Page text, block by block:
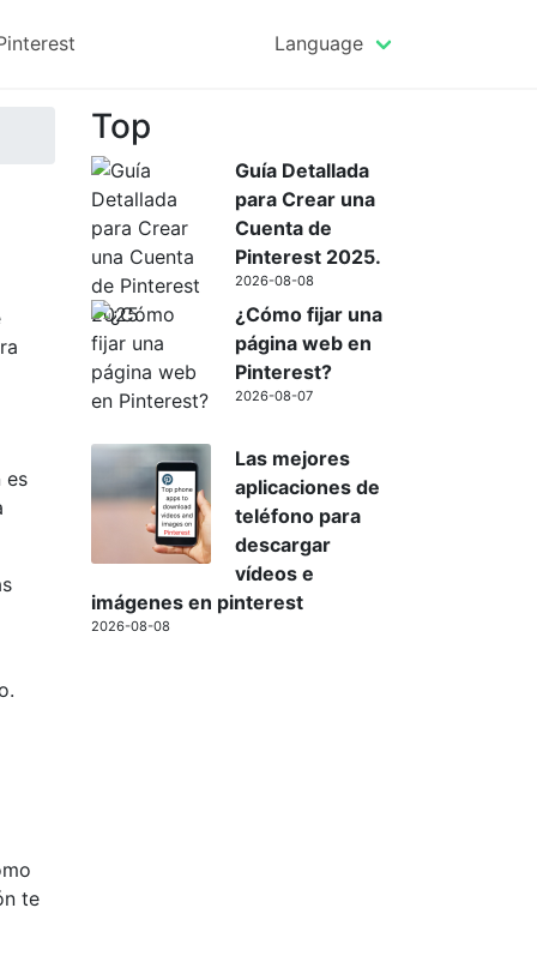
Language
es
te
Top
Guía Detallada
para Crear una
Cuenta de
Pinterest 2025.
2026-08-08
¿Cómo fijar una
página web en
Pinterest?
2026-08-07
Las mejores
aplicaciones de
teléfono para
descargar
vídeos e
imágenes en pinterest
2026-08-08